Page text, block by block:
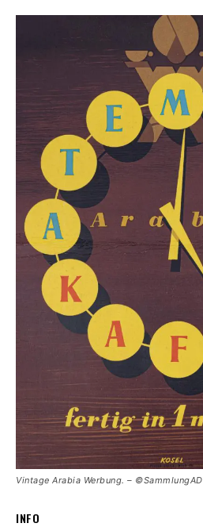
Vintage Arabia Werbung. – ©SammlungAD
INFO